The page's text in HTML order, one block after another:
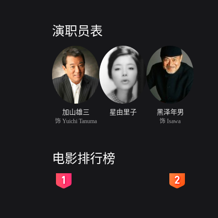
演职员表
加山雄三
饰 Yuichi Tanuma
星由里子 黑泽年男
饰 Isawa
电影排行榜